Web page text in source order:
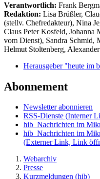
Verantwortlich: Frank
Redaktion: Lisa Brüßler,
(stellv. Chefredakteur), Nina
Claus Peter Kosfeld, Johanna
vom Dienst), Sandra Schmid,
Helmut Stoltenberg,
Herausgeber "heute im
Abonnement
Newsletter abonnieren
RSS-Dienste (Interner
hib_Nachrichten im
hib_Nachrichten im
(Externer Link, Link
Webarchiv
Presse
Kurzmeldungen (hib)